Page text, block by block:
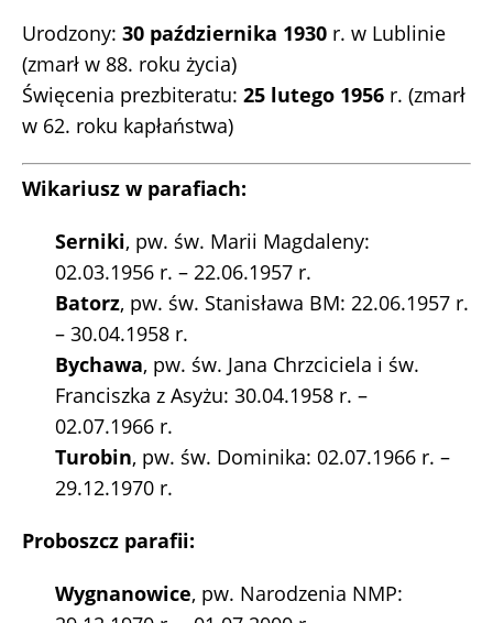
Urodzony: 30 października 1930 r. w Lublinie
(zmarł w 88. roku życia)
Święcenia prezbiteratu: 25 lutego 1956 r. (zmarł
w 62. roku kapłaństwa)
Wikariusz w parafiach:
Serniki, pw. św. Marii Magdaleny:
02.03.1956 r. – 22.06.1957 r.
Batorz, pw. św. Stanisława BM: 22.06.1957 r.
– 30.04.1958 r.
Bychawa, pw. św. Jana Chrzciciela i św.
Franciszka z Asyżu: 30.04.1958 r. –
02.07.1966 r.
Turobin, pw. św. Dominika: 02.07.1966 r. –
29.12.1970 r.
Proboszcz parafii:
Wygnanowice, pw. Narodzenia NMP: